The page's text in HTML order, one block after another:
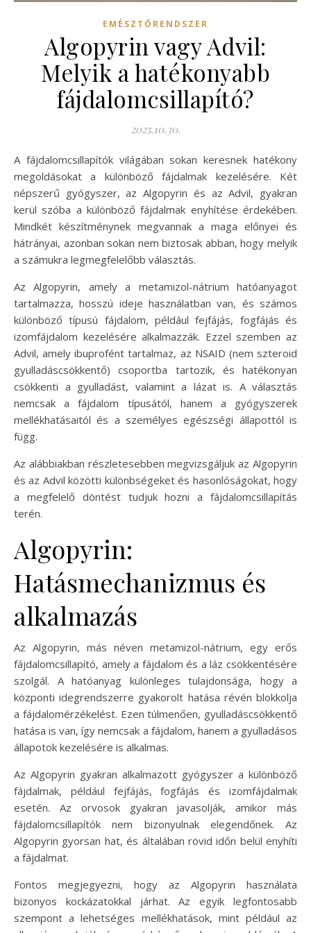
EMÉSZTŐRENDSZER
Algopyrin vagy Advil:
Melyik a hatékonyabb
fájdalomcsillapító?
2025.10.30.
A fájdalomcsillapítók világában sokan keresnek hatékony
megoldásokat a különböző fájdalmak kezelésére. Két
népszerű gyógyszer, az Algopyrin és az Advil, gyakran
kerül szóba a különböző fájdalmak enyhítése érdekében.
Mindkét készítménynek megvannak a maga előnyei és
hátrányai, azonban sokan nem biztosak abban, hogy melyik
a számukra legmegfelelőbb választás.
Az Algopyrin, amely a metamizol-nátrium hatóanyagot
tartalmazza, hosszú ideje használatban van, és számos
különböző típusú fájdalom, például fejfájás, fogfájás és
izomfájdalom kezelésére alkalmazzák. Ezzel szemben az
Advil, amely ibuprofént tartalmaz, az NSAID (nem szteroid
gyulladáscsökkentő) csoportba tartozik, és hatékonyan
csökkenti a gyulladást, valamint a lázat is. A választás
nemcsak a fájdalom típusától, hanem a gyógyszerek
mellékhatásaitól és a személyes egészségi állapottól is
függ.
Az alábbiakban részletesebben megvizsgáljuk az Algopyrin
és az Advil közötti különbségeket és hasonlóságokat, hogy
a megfelelő döntést tudjuk hozni a fájdalomcsillapítás
terén.
Algopyrin:
Hatásmechanizmus és
alkalmazás
Az Algopyrin, más néven metamizol-nátrium, egy erős
fájdalomcsillapító, amely a fájdalom és a láz csökkentésére
szolgál. A hatóanyag különleges tulajdonsága, hogy a
központi idegrendszerre gyakorolt hatása révén blokkolja
a fájdalomérzékelést. Ezen túlmenően, gyulladáscsökkentő
hatása is van, így nemcsak a fájdalom, hanem a gyulladásos
állapotok kezelésére is alkalmas.
Az Algopyrin gyakran alkalmazott gyógyszer a különböző
fájdalmak, például fejfájás, fogfájás és izomfájdalmak
esetén. Az orvosok gyakran javasolják, amikor más
fájdalomcsillapítók nem bizonyulnak elegendőnek. Az
Algopyrin gyorsan hat, és általában rövid időn belül enyhíti
a fájdalmat.
Fontos megjegyezni, hogy az Algopyrin használata
bizonyos kockázatokkal járhat. Az egyik legfontosabb
szempont a lehetséges mellékhatások, mint például az